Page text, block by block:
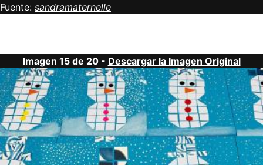
Fuente: sandramaternelle
Imagen 15 de 20 - Descargar la Imagen Original